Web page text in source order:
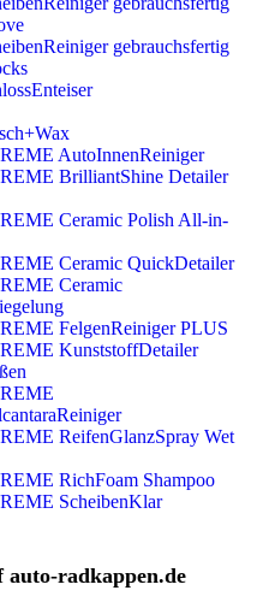
gebrauchsfertig
AutoInnenReiniger
BrilliantShine Detailer
Ceramic Polish All-in-
Ceramic QuickDetailer
Ceramic
FelgenReiniger PLUS
KunststoffDetailer
ReifenGlanzSpray Wet
RichFoam Shampoo
ScheibenKlar
auto-radkappen.de